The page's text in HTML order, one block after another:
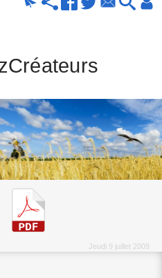
Jeudi 9 juillet 2009